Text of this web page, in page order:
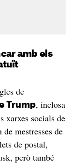
amb els
de
Trump, inclosa
xarxes socials de
mestresses de
de postal,
però també